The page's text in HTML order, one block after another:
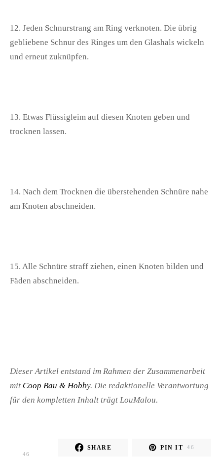
12. Jeden Schnurstrang am Ring verknoten. Die übrig
gebliebene Schnur des Ringes um den Glashals wickeln
und erneut zuknüpfen.
13. Etwas Flüssigleim auf diesen Knoten geben und
trocknen lassen.
14. Nach dem Trocknen die überstehenden Schnüre nahe
am Knoten abschneiden.
15. Alle Schnüre straff ziehen, einen Knoten bilden und
Fäden abschneiden.
Dieser Artikel entstand im Rahmen der Zusammenarbeit
mit Coop Bau & Hobby. Die redaktionelle Verantwortung
für den kompletten Inhalt trägt LouMalou.
46
SHARE PIN IT 46